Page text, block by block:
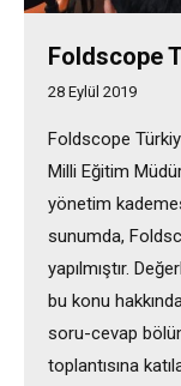
Foldscope
28 Eylül 2019
Foldscope
Milli Eğitim
yönetim
sunumda,
yapılmıştır.
bu konu
soru-cevap
toplantısına